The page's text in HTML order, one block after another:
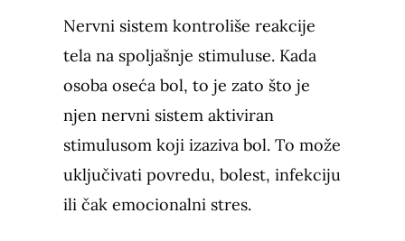
Nervni sistem kontroliše reakcije
tela na spoljašnje stimuluse. Kada
osoba oseća bol, to je zato što je
njen nervni sistem aktiviran
stimulusom koji izaziva bol. To može
uključivati povredu, bolest, infekciju
ili čak emocionalni stres.